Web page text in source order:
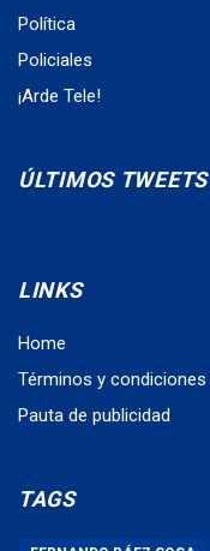
Política
Policiales
¡Arde Tele!
ÚLTIMOS TWEETS
LINKS
Home
Términos y condiciones
Pauta de publicidad
TAGS